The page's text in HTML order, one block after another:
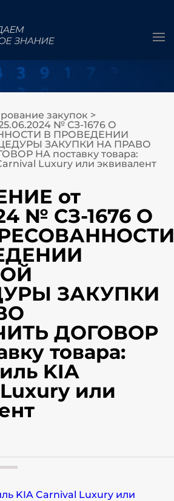
закупок >
№ СЗ-1676 О
В ПРОВЕДЕНИИ
ЗАКУПКИ НА ПРАВО
НА поставку товара:
Luxury или эквивалент
от
№ СЗ-1676 О
ЗАКУПКИ
ДОГОВОР
товара:
KIA
или
KIA Carnival Luxury или